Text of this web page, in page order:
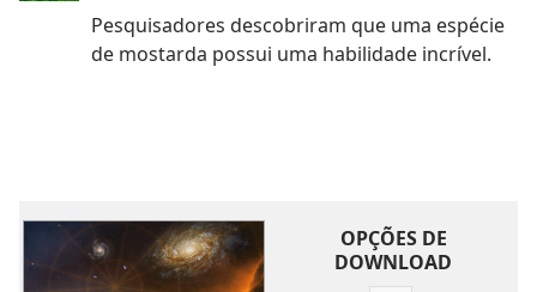
Pesquisadores descobriram que uma espécie
de mostarda possui uma habilidade incrível.
OPÇÕES DE
DOWNLOAD